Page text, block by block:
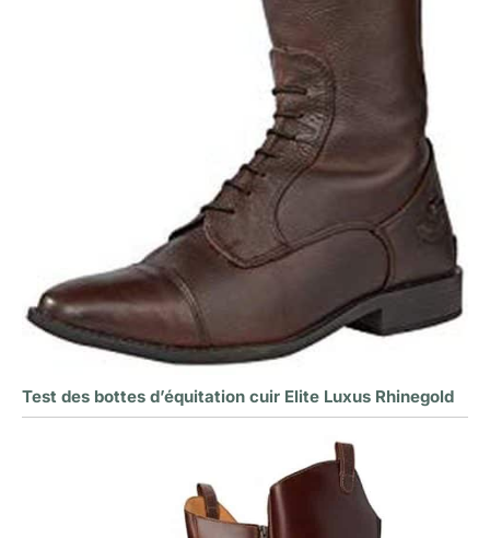
Test des bottes d’équitation cuir Elite Luxus Rhinegold